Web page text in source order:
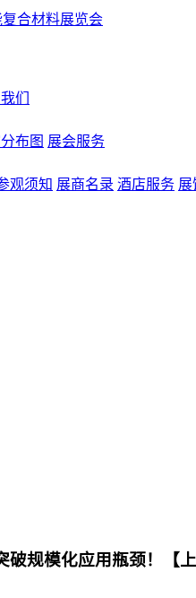
们
布图 展会服务
观须知 展商名录 酒店服务 展
规模化应用瓶颈！【上